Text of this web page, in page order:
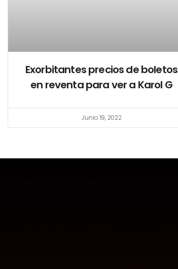
Exorbitantes precios de boletos
en reventa para ver a Karol G
Junio 19, 2022